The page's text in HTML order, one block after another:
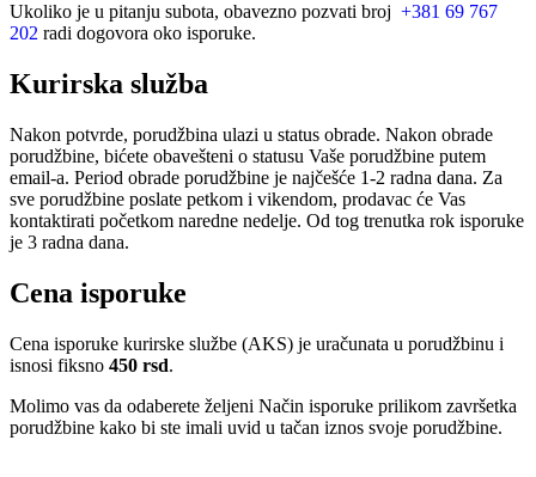
Ukoliko je u pitanju subota, obavezno pozvati broj +381 69 767
202 radi dogovora oko isporuke.
Kurirska služba
Nakon potvrde, porudžbina ulazi u status obrade. Nakon obrade
porudžbine, bićete obavešteni o statusu Vaše porudžbine putem
email-a. Period obrade porudžbine je najčešće 1-2 radna dana. Za
sve porudžbine poslate petkom i vikendom, prodavac će Vas
kontaktirati početkom naredne nedelje. Od tog trenutka rok isporuke
je 3 radna dana.
Cena isporuke
Cena isporuke kurirske službe (AKS) je uračunata u porudžbinu i
isnosi fiksno 450 rsd.
Molimo vas da odaberete željeni Način isporuke prilikom završetka
porudžbine kako bi ste imali uvid u tačan iznos svoje porudžbine.